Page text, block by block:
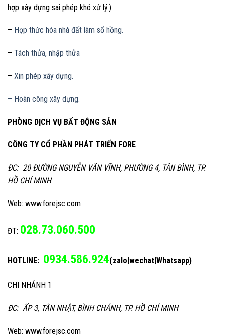
hợp xây dựng sai phép khó xử lý.)
– Hợp thức hóa nhà đất làm sổ hồng.
– Tách thửa, nhập thửa
– Xin phép xây dựng.
– Hoàn công xây dựng.
PHÒNG DỊCH VỤ BẤT ĐỘNG SẢN
CÔNG TY CỔ PHẦN PHÁT TRIỂN FORE
ĐC: 20 ĐƯỜNG NGUYỄN VĂN VĨNH, PHƯỜNG 4, TÂN BÌNH, TP.
HỒ CHÍ MINH
Web: www.forejsc.com
ĐT: 028.73.060.500
HOTLINE: 0934.586.924(zalo|wechat|Whatsapp)
CHI NHÁNH 1
ĐC: ẤP 3, TÂN NHẬT, BÌNH CHÁNH, TP. HỒ CHÍ MINH
Web: www.forejsc.com